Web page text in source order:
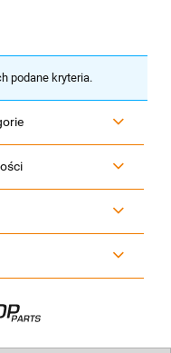
podane kryteria.